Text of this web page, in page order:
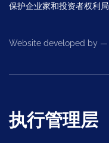
保护企业家和投资者权利局
Website developed by —
执行管理层